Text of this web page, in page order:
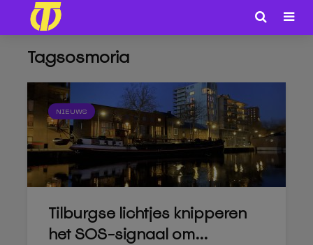
Tagsosmoria
NIEUWS
Tilburgse lichtjes knipperen
het SOS-signaal om...